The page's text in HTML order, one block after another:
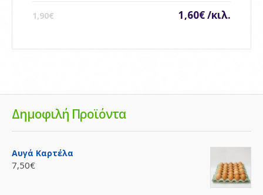
1,90€ 1,60€ /κιλ.
Δημοφιλή Προϊόντα
Αυγά Καρτέλα
7,50€